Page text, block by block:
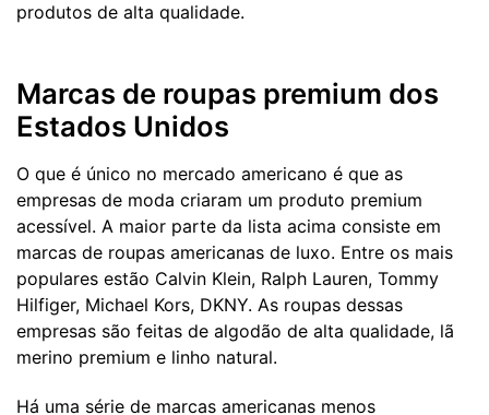
produtos de alta qualidade.
Marcas de roupas premium dos
Estados Unidos
O que é único no mercado americano é que as
empresas de moda criaram um produto premium
acessível. A maior parte da lista acima consiste em
marcas de roupas americanas de luxo. Entre os mais
populares estão Calvin Klein, Ralph Lauren, Tommy
Hilfiger, Michael Kors, DKNY. As roupas dessas
empresas são feitas de algodão de alta qualidade, lã
merino premium e linho natural.
Há uma série de marcas americanas menos